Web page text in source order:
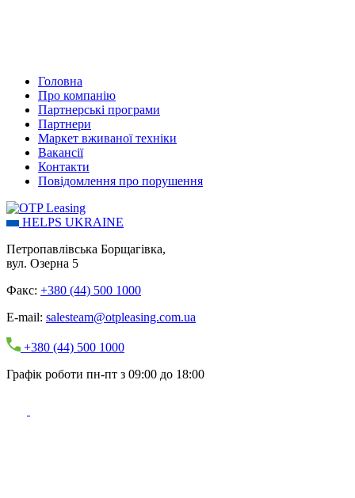
Головна
Про компанію
Партнерські програми
Партнери
Маркет вживаної техніки
Вакансії
Контакти
Повідомлення про порушення
HELPS UKRAINE
Петропавлівська Борщагівка,
вул. Озерна 5
Факс: +380 (44) 500 1000
E-mail: salesteam@otpleasing.com.ua
+380 (44) 500 1000
Графік роботи пн-пт з 09:00 до 18:00